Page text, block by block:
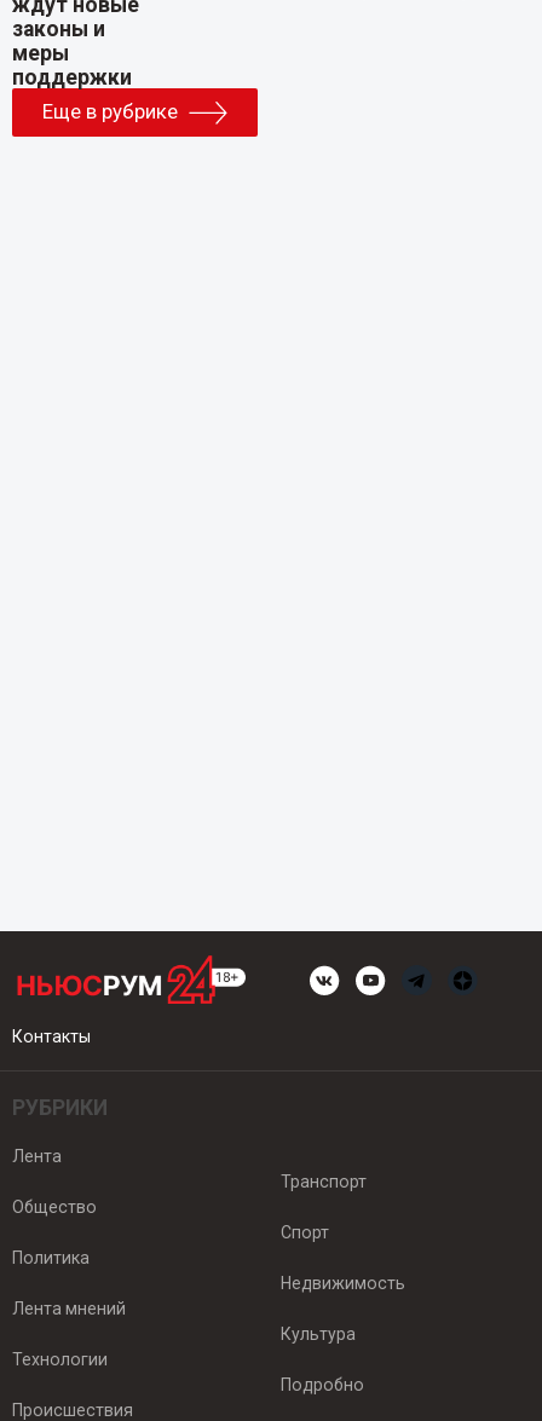
Еще в рубрике
Контакты
РУБРИКИ
Лента
Общество
Политика
Лента мнений
Технологии
Происшествия
Транспорт
Спорт
Недвижимость
Культура
Подробно